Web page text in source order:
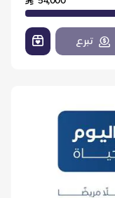
تبرع